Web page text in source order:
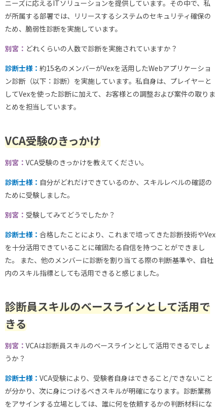
ニーズに応えるITソリューションを提供しています。その中で、私
が所属する部署では、リリースするシステムのセキュリティ確保の
ため、脆弱性診断を実施しています。
別宮： どれくらいの人数で診断を実施されていますか？
診断士様： 約15名のメンバーがVexを活用したWebアプリケーショ
ン診断（以下：診断）を実施しています。私自身は、プレイヤーと
してVexを使った診断に加えて、お客様との調整および案件の取りま
とめを担当しています。
VCA受験のきっかけ
別宮： VCA受験のきっかけを教えてください。
診断士様： 自分がどれだけできているのか、スキルレベルの確認の
ために受験しました。
別宮： 受験してみてどうでしたか？
診断士様： 合格したことにより、これまで培ってきた診断技術やVex
を十分活用できていることに確固たる自信を持つことができまし
た。 また、他のメンバーに診断を割り当てる際の判断基準や、自社
内のスキル指標としても活用できると感じました。
診断員スキルのベースラインとして活用で
きる
別宮： VCAは診断員スキルのベースラインとして活用できるでしょ
うか？
診断士様： VCA受験により、受験者自身はできること/できないこと
が分かり、次に身につけるべきスキルが明確になります。診断業務
をアサインする立場としては、誰に何を依頼するかの判断材料にな